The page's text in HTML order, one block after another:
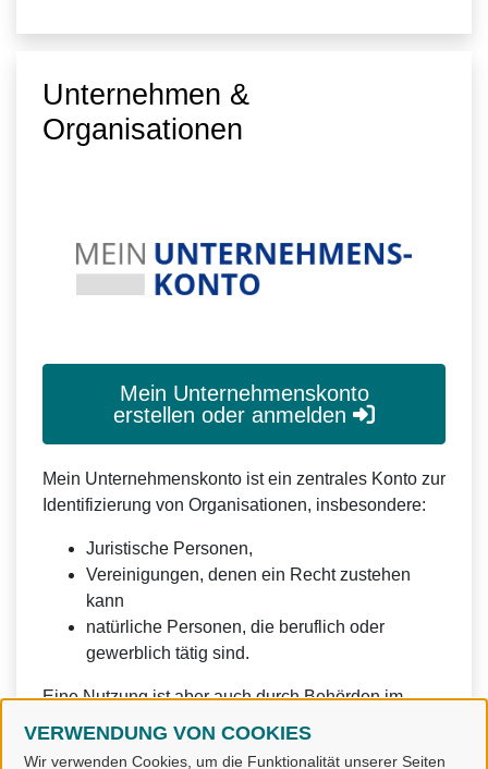
VERWENDUNG VON COOKIES
Wir verwenden Cookies, um die Funktionalität unserer Seiten
Unternehmen &
Organisationen
Mein Unternehmenskonto
erstellen oder anmelden
Mein Unternehmenskonto ist ein zentrales Konto zur
Identifizierung von Organisationen, insbesondere:
Juristische Personen,
Vereinigungen, denen ein Recht zustehen
kann
natürliche Personen, die beruflich oder
gewerblich tätig sind.
Eine Nutzung ist aber auch durch Behörden im
Sinne von § 1 Abs. 4 Verwaltungsverfahrensgesetz